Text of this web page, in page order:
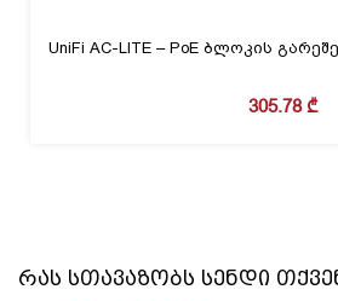
UniFi AC-LITE – PoE ბლოკის
305.78₾
რას სთავაზობს სენდი